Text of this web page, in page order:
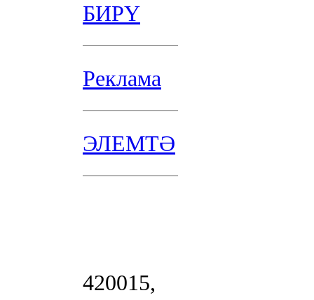
БИРҮ
Реклама
ЭЛЕМТӘ
420015,